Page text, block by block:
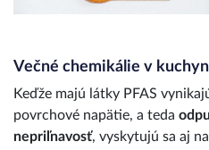
Večné chemikálie v
Keďže majú látky PFAS
povrchové napätie, a teda
nepriľnavosť, vyskytujú sa aj